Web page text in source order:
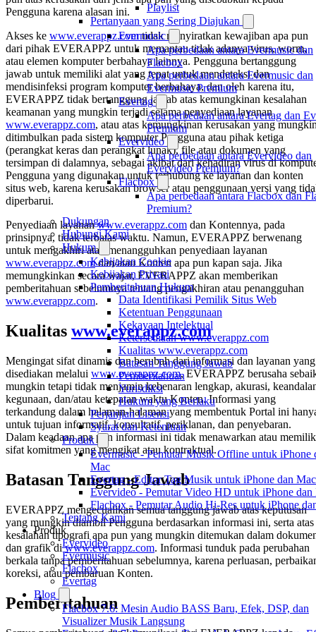
Playlist
Pertanyaan yang Sering Diajukan
Evermusic
Apa perbedaan antara Evermusic dan
Flacbox
Apa perbedaan antara Evermusic dan
Evermusic Premium
Evertag
Apa perbedaan antara Evertag dan
Premium
Evervideo
Apa perbedaan antara Evervideo dan
Evervideo Premium?
Flacbox
Apa perbedaan antara Flacbox dan
Premium?
Dukungan
Hubungi Kami
Hukum
Kebijakan Cookie
Kebijakan Privasi
Pemberitahuan Hukum
Data Identifikasi Pemilik Situs Web
Ketentuan Penggunaan
Kekayaan Intelektual
Ketersediaan www.everappz.com
Kualitas www.everappz.com
Batasan Tanggung Jawab
Pemberitahuan
Yurisdiksi
Hukum yang Berlaku
Perjanjian Lisensi
Syarat dan Ketentuan
Produk
Evermusic - Pemutar Musik Offline untuk iPhone
Mac
Evertag - Editor Tag Musik untuk iPhone dan Mac
Evervideo - Pemutar Video HD untuk iPhone dan
Flacbox - Pemutar Audio Hi-Res untuk iPhone
Tentang Kami
Produk
Evervideo
Evermusic
Flacbox
Evertag
Blog
Flacbox 7.6: Mesin Audio BASS Baru, Efek, DSP, dan
Visualizer Musik Langsung
Pengguna karena alasan ini.
Akses ke www.everappz.comtidak menyiratkan kewajiban apa pun
dari pihak EVERAPPZ untuk memantau tidak adanya virus, worm,
atau elemen komputer berbahaya lainnya. Pengguna bertanggung
jawab untuk memiliki alat yang tepat untuk mendeteksi dan
mendisinfeksi program komputer berbahaya, dan oleh karena itu,
EVERAPPZ tidak bertanggung jawab atas kemungkinan kesalahan
keamanan yang mungkin terjadi selama penyediaan layanan
www.everappz.com, atau atas kemungkinan kerusakan yang
ditimbulkan pada sistem komputer Pengguna atau pihak ketiga
(perangkat keras dan perangkat lunak), file atau dokumen yang
tersimpan di dalamnya, sebagai akibat dari kehadiran virus di
Pengguna yang digunakan untuk terhubung ke layanan dan konten
situs web, karena kerusakan browser atau penggunaan versi yang
diperbarui.
Penyediaan layananwww.everappz.com dan Kontennya, pada
prinsipnya, tidak terbatas waktu. Namun, EVERAPPZ berwenang
untuk mengakhiri atau menangguhkan penyediaan layanan
www.everappz.comdan/atau Konten apa pun kapan saja. Jika
memungkinkan secara wajar, EVERAPPZ akan memberikan
pemberitahuan sebelumnya tentang pengakhiran atau penangguhan
www.everappz.com.
Kualitas www.everappz.com
Mengingat sifat dinamis dan berubah dari informasi dan layanan yang
disediakan melalui www.everappz.com, EVERAPPZ berusaha
mungkin tetapi tidak menjamin kebenaran lengkap, akurasi,
kegunaan, dan/atau ketepatan waktu Konten. Informasi yang
terkandung dalam halaman-halaman yang membentuk Portal ini
untuk tujuan informatif, konsultatif, periklanan, dan penyebaran.
Dalam keadaan apa pun informasi ini tidak menawarkan atau
sifat komitmen yang mengikat atau kontraktual.
Batasan Tanggung Jawab
EVERAPPZ mengecualikan semua tanggung jawab atas keputusan
yang mungkin diambil Pengguna berdasarkan informasi ini, serta atas
kesalahan tipografi apa pun yang mungkin ditemukan dalam
dan grafik diwww.everappz.com. Informasi tunduk pada perubahan
berkala tanpa pemberitahuan sebelumnya, karena perluasan,
koreksi, atau pembaruan Konten.
Pemberitahuan